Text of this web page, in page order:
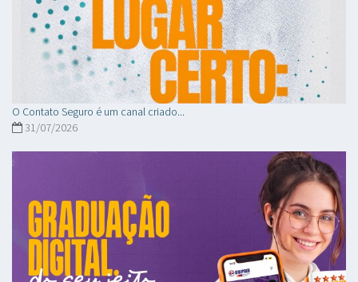
O Contato Seguro é um canal criado...
31/07/2026